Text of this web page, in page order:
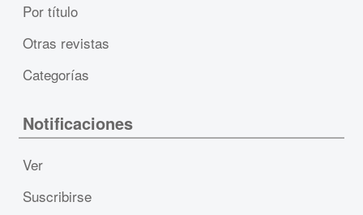
Por título
Otras revistas
Categorías
Notificaciones
Ver
Suscribirse